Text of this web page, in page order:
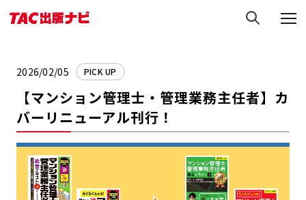
2026/02/05 PICK UP
【マンション管理士・管理業務主任者】カ
バーリニューアル刊行！